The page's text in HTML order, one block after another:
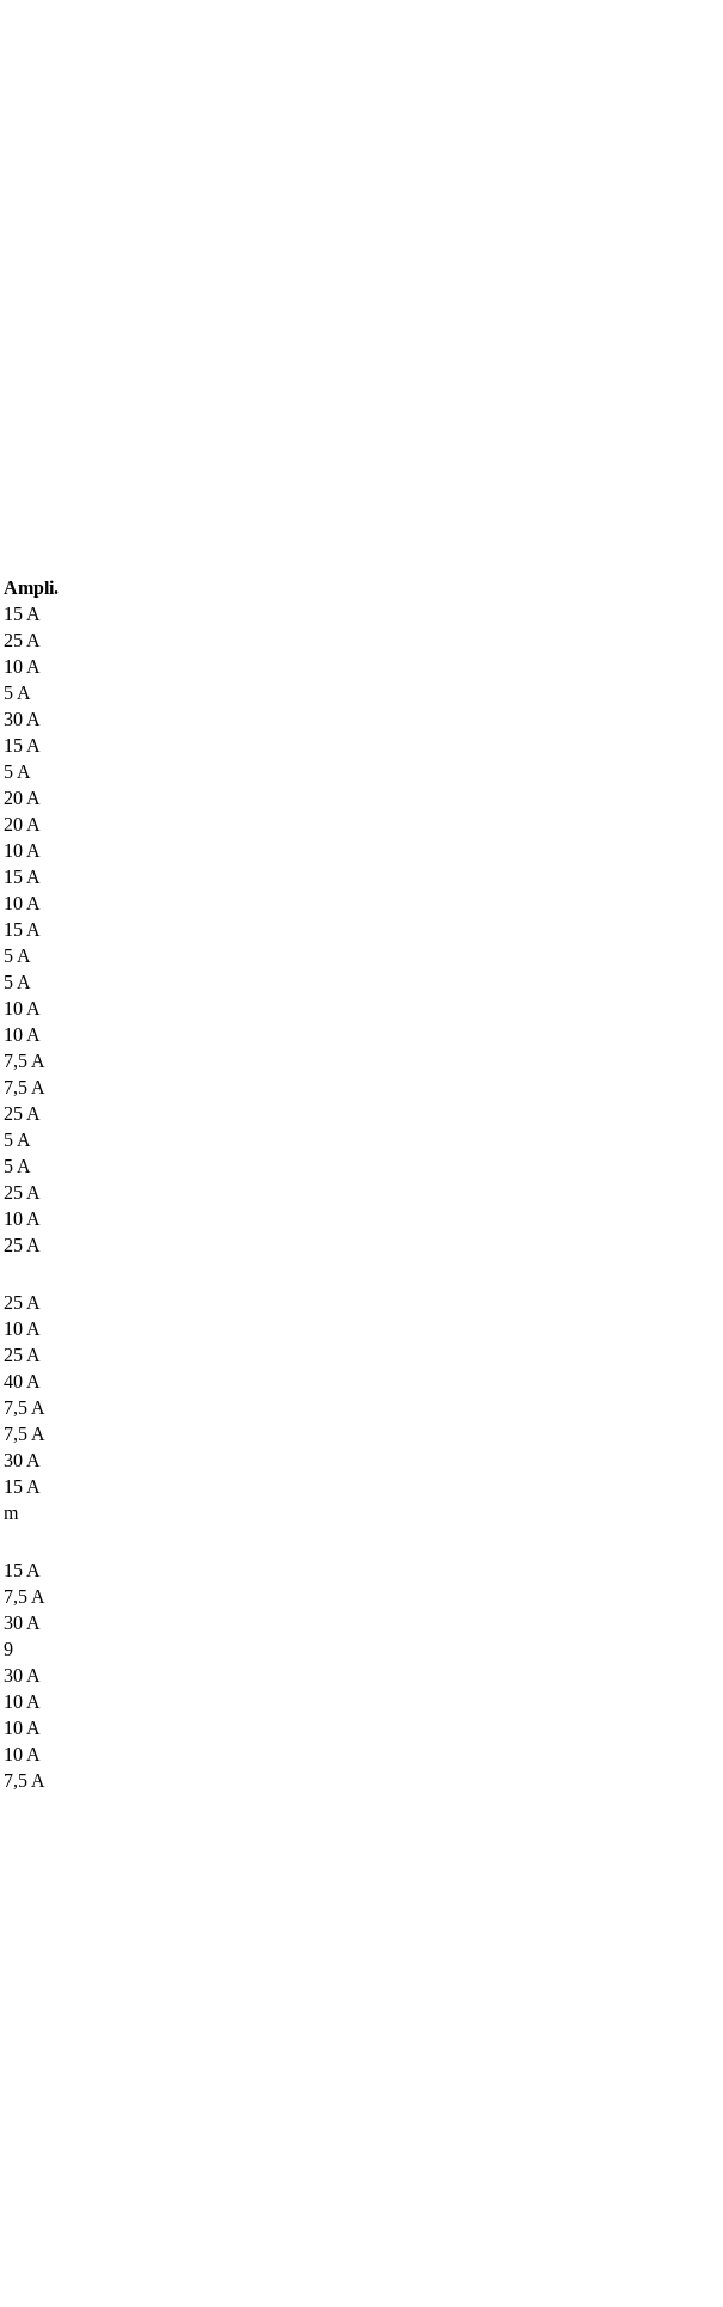
Ampli.
15 A
25 A
10 A
5 A
30 A
15 A
5 A
20 A
20 A
10 A
15 A
10 A
15 A
5 A
5 A
10 A
10 A
7,5 A
7,5 A
25 A
5 A
5 A
25 A
10 A
25 A
25 A
10 A
25 A
40 A
7,5 A
7,5 A
30 A
15 A
m
15 A
7,5 A
30 A
9
30 A
10 A
10 A
10 A
7,5 A